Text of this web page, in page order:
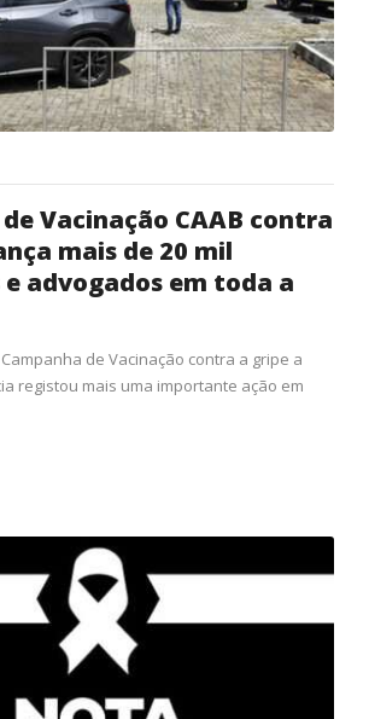
Vacinação CAAB contra
mais de 20 mil
advogados em toda a
de Vacinação contra a gripe a
registou mais uma importante ação em